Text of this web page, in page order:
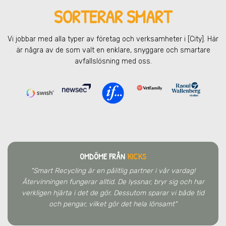
SORTERAR SMART
Vi jobbar med alla typer av företag och verksamheter i [City] . Här
är några av de som valt en enklare, snyggare och smartare
avfallslösning med oss.
OMDÖME FRÅN KICKS
"Smart Recycling är en pålitlig partner i vår vardag!
Återvinningen fungerar alltid. De lyssnar, bryr sig och har
verkligen hjärta i det de gör. Dessutom sparar vi både tid
och pengar, vilket gör det hela lönsamt"